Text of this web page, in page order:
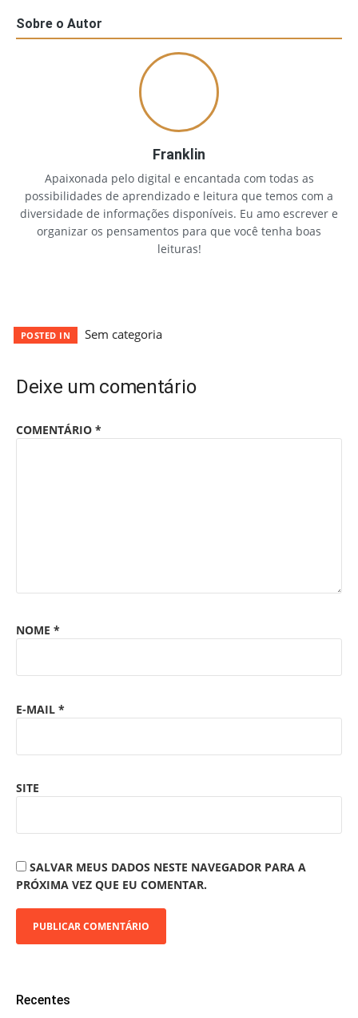
Sobre o Autor
Franklin
Apaixonada pelo digital e encantada com todas as
possibilidades de aprendizado e leitura que temos com a
diversidade de informações disponíveis. Eu amo escrever e
organizar os pensamentos para que você tenha boas
leituras!
POSTED IN Sem categoria
Deixe um comentário
COMENTÁRIO *
NOME *
E-MAIL *
SITE
SALVAR MEUS DADOS NESTE NAVEGADOR PARA A
PRÓXIMA VEZ QUE EU COMENTAR.
Recentes